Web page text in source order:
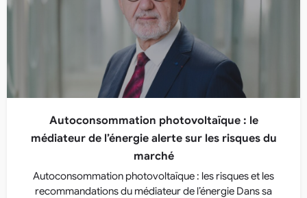
Autoconsommation photovoltaïque : le
médiateur de l’énergie alerte sur les risques du
marché
Autoconsommation photovoltaïque : les risques et les
recommandations du médiateur de l’énergie Dans sa